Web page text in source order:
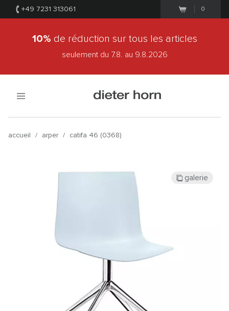
+49 7231 313061 0
10% de réduction sur tous les articles
seulement du 7.8. au 9.8.2026
accueil / arper / catifa 46 (0368)
galerie